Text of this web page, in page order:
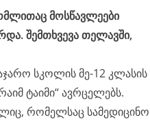
მოსწავლეები
შემთხვევა თელავში,
სკოლის მე-12 კლასის
ტაიმი“ ავრცელებს.
რომელსაც სამედიცინო